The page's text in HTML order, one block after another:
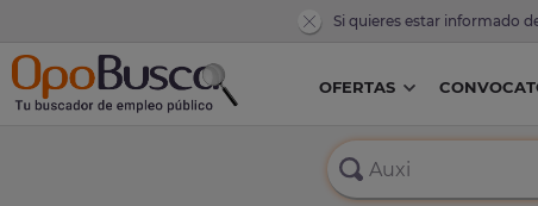
Si quieres estar informado
OFERTAS